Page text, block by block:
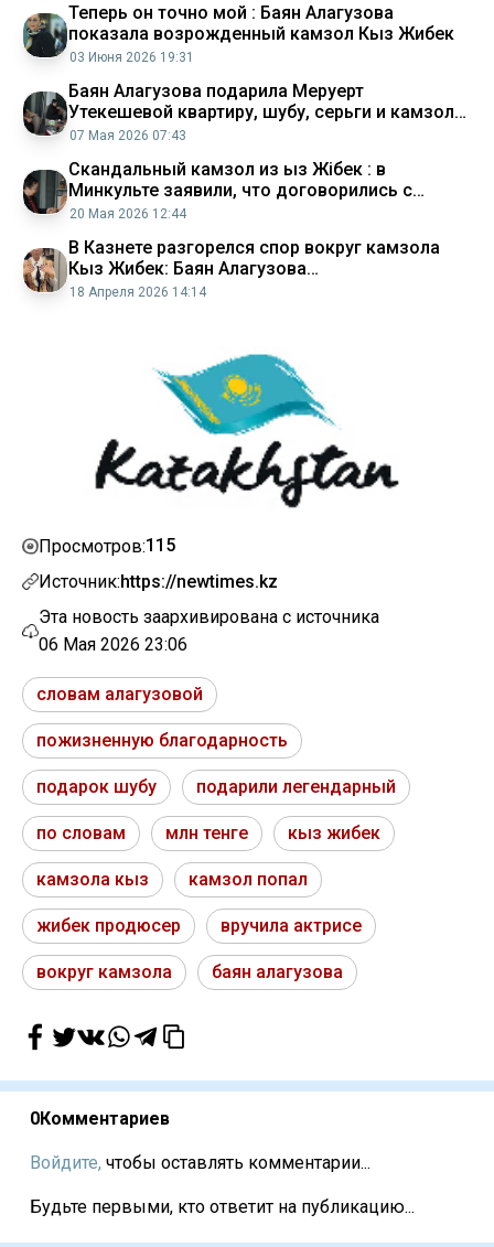
Теперь он точно мой : Баян Алагузова
показала возрожденный камзол Кыз Жибек
03 Июня 2026 19:31
Баян Алагузова подарила Меруерт
Утекешевой квартиру, шубу, серьги и камзол
(ВИДЕО)
07 Мая 2026 07:43
Скандальный камзол из Қыз Жібек : в
Минкульте заявили, что договорились с
Меруерт Утекешевой
20 Мая 2026 12:44
В Казнете разгорелся спор вокруг камзола
Кыз Жибек: Баян Алагузова
прокомментировала
18 Апреля 2026 14:14
Просмотров:115
Источник:https://newtimes.kz
Эта новость заархивирована с источника
06 Мая 2026 23:06
словам алагузовой
пожизненную благодарность
подарок шубу подарили легендарный
по словам млн тенге кыз жибек
камзола кыз камзол попал
жибек продюсер вручила актрисе
вокруг камзола баян алагузова
0Комментариев
Войдите, чтобы оставлять комментарии...
Будьте первыми, кто ответит на публикацию...